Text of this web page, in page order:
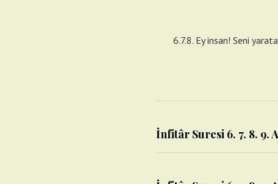
6.7.8. Ey insan! Seni
İnfitâr Suresi 6. 7. 8. 9.